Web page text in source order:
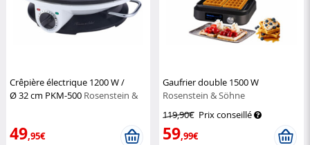
Crêpière électrique 1200 W /
Ø 32 cm PKM-500 Rosenstein &
49,95€
Gaufrier double 1500 W
Rosenstein & Söhne
119,90€ Prix conseillé
59,99€